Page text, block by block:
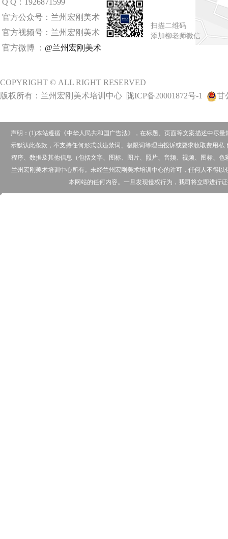
扫描二维码
添加柳老师微信
Q Q：1926871599
官方公众号：兰州宏刚美术
官方视频号：兰州宏刚美术
官方微博 ： @兰州宏刚美术
COPYRIGHT © ALL RIGHT RESERVED
版权所有：兰州宏刚美术培训中心 陇ICP备20001872号-1 甘
声明：(1)本站遵循《中华人民共和国广告法》，在标题、页面等文案描述中尽
示默认此条款，不支持任何形式以违禁词、极限词等理由投诉或要求收取费用
程序、数据及其他信息（包括文字、图标、图片、照片、音频、视频、图标、
兰州宏刚美术培训中心所有。未经兰州宏刚美术培训中心的许可，任何人不得
本网站的任何内容。一旦发现侵权行为，我司将立即进行